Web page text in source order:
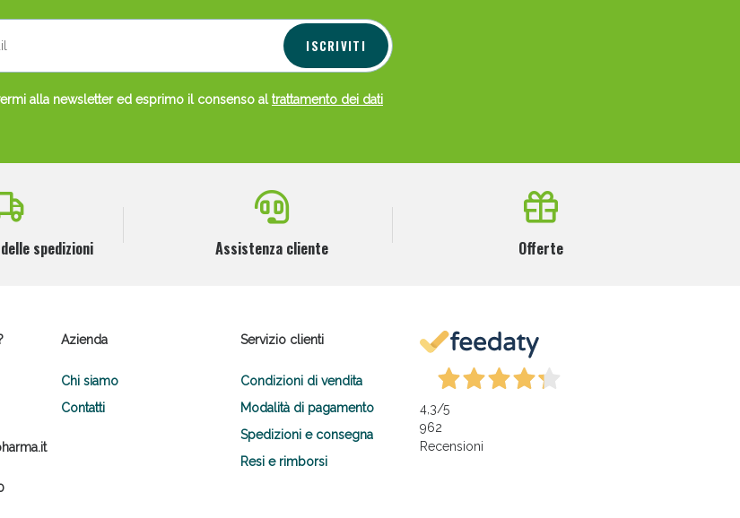
ISCRIVITI
alla newsletter ed esprimo il consenso altrattamento dei dati
spedizioni Assistenza cliente Offerte
Azienda
Chi siamo
Contatti
Servizio clienti
Condizioni di vendita
Modalità di pagamento
Spedizioni e consegna
Resi e rimborsi
4,3/5
962
Recensioni